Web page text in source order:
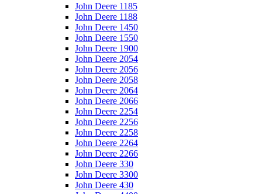
John Deere 1185
John Deere 1188
John Deere 1450
John Deere 1550
John Deere 1900
John Deere 2054
John Deere 2056
John Deere 2058
John Deere 2064
John Deere 2066
John Deere 2254
John Deere 2256
John Deere 2258
John Deere 2264
John Deere 2266
John Deere 330
John Deere 3300
John Deere 430